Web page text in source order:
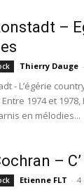
–
Thierry Dauge -
- L’égérie
Entre 1974 et
en mélodies...
–
Etienne FLT - 4